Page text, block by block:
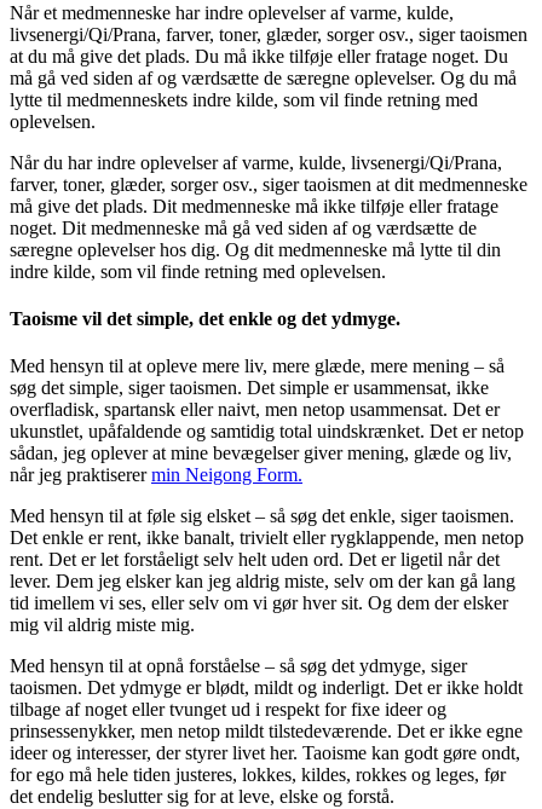
Når et medmenneske har indre oplevelser af varme, kulde,
livsenergi/Qi/Prana, farver, toner, glæder, sorger osv., siger taoismen
at du må give det plads. Du må ikke tilføje eller fratage noget. Du
må gå ved siden af og værdsætte de særegne oplevelser. Og du må
lytte til medmenneskets indre kilde, som vil finde retning med
oplevelsen.
Når du har indre oplevelser af varme, kulde, livsenergi/Qi/Prana,
farver, toner, glæder, sorger osv., siger taoismen at dit medmenneske
må give det plads. Dit medmenneske må ikke tilføje eller fratage
noget. Dit medmenneske må gå ved siden af og værdsætte de
særegne oplevelser hos dig. Og dit medmenneske må lytte til din
indre kilde, som vil finde retning med oplevelsen.
Taoisme vil det simple, det enkle og det ydmyge.
Med hensyn til at opleve mere liv, mere glæde, mere mening – så
søg det simple, siger taoismen. Det simple er usammensat, ikke
overfladisk, spartansk eller naivt, men netop usammensat. Det er
ukunstlet, upåfaldende og samtidig total uindskrænket. Det er netop
sådan, jeg oplever at mine bevægelser giver mening, glæde og liv,
når jeg praktiserermin Neigong Form.
Med hensyn til at føle sig elsket – så søg det enkle, siger taoismen.
Det enkle er rent, ikke banalt, trivielt eller rygklappende, men netop
rent. Det er let forståeligt selv helt uden ord. Det er ligetil når det
lever. Dem jeg elsker kan jeg aldrig miste, selv om der kan gå lang
tid imellem vi ses, eller selv om vi gør hver sit. Og dem der elsker
mig vil aldrig miste mig.
Med hensyn til at opnå forståelse – så søg det ydmyge, siger
taoismen. Det ydmyge er blødt, mildt og inderligt. Det er ikke holdt
tilbage af noget eller tvunget ud i respekt for fixe ideer og
prinsessenykker, men netop mildt tilstedeværende. Det er ikke egne
ideer og interesser, der styrer livet her. Taoisme kan godt gøre ondt,
for ego må hele tiden justeres, lokkes, kildes, rokkes og leges, før
det endelig beslutter sig for at leve, elske og forstå.